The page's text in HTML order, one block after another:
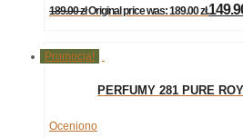
189.00zł Original price was: 189.00 zł.
Promocja!
PERFUMY 281 PURE
Oceniono